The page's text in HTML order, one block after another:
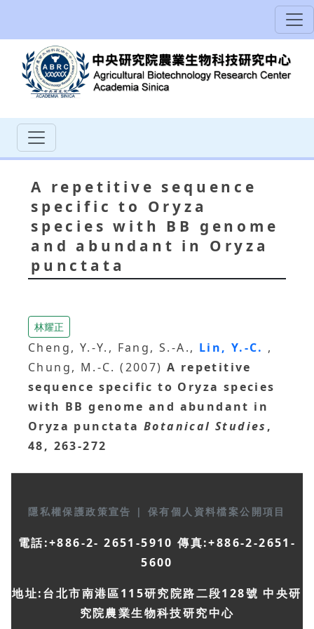
A repetitive sequence
specific to Oryza
species with BB genome
and abundant in Oryza
punctata
林耀正
Cheng, Y.-Y., Fang, S.-A., Lin, Y.-C. ,
Chung, M.-C. (2007) A repetitive
sequence specific to Oryza species
with BB genome and abundant in
Oryza punctata Botanical Studies ,
48, 263-272
隱私權保護政策宣告 | 保有個人資料檔案公開項目
電話:+886-2- 2651-5910 傳真:+886-2-2651-
5600
地址:台北市南港區115研究院路二段128號 中央研
究院農業生物科技研究中心